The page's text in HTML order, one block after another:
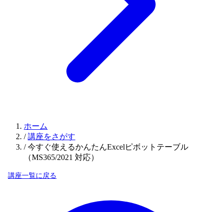
ホーム
/ 講座をさがす
/ 今すぐ使えるかんたんExcelピボットテーブル
（MS365/2021 対応）
講座一覧に戻る